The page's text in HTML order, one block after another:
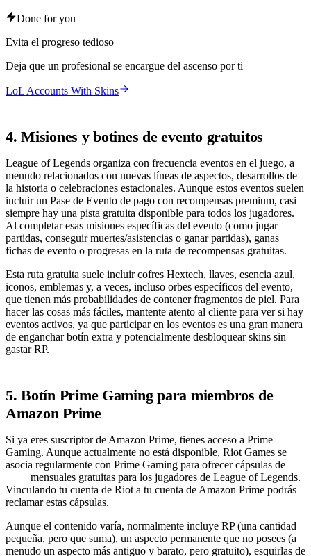
Done for you
Evita el progreso tedioso
Deja que un profesional se encargue del ascenso por ti
LoL Accounts With Skins
4. Misiones y botines de evento gratuitos
League of Legends organiza con frecuencia eventos en el juego, a
menudo relacionados con nuevas líneas de aspectos, desarrollos de
la historia o celebraciones estacionales. Aunque estos eventos suelen
incluir un Pase de Evento de pago con recompensas premium, casi
siempre hay una pista gratuita disponible para todos los jugadores.
Al completar esas misiones específicas del evento (como jugar
partidas, conseguir muertes/asistencias o ganar partidas), ganas
fichas de evento o progresas en la ruta de recompensas gratuitas.
Esta ruta gratuita suele incluir cofres Hextech, llaves, esencia azul,
iconos, emblemas y, a veces, incluso orbes específicos del evento,
que tienen más probabilidades de contener fragmentos de piel. Para
hacer las cosas más fáciles, mantente atento al cliente para ver si hay
eventos activos, ya que participar en los eventos es una gran manera
de enganchar botín extra y potencialmente desbloquear skins sin
gastar RP.
5. Botín Prime Gaming para miembros de
Amazon Prime
Si ya eres suscriptor de Amazon Prime, tienes acceso a Prime
Gaming. Aunque actualmente no está disponible, Riot Games se
asocia regularmente con Prime Gaming para ofrecer cápsulas de
mensuales gratuitas para los jugadores de League of Legends.
Vinculando tu cuenta de Riot a tu cuenta de Amazon Prime podrás
reclamar estas cápsulas.
Aunque el contenido varía, normalmente incluye RP (una cantidad
pequeña, pero que suma), un aspecto permanente que no posees (a
menudo un aspecto más antiguo y barato, pero gratuito), esquirlas de